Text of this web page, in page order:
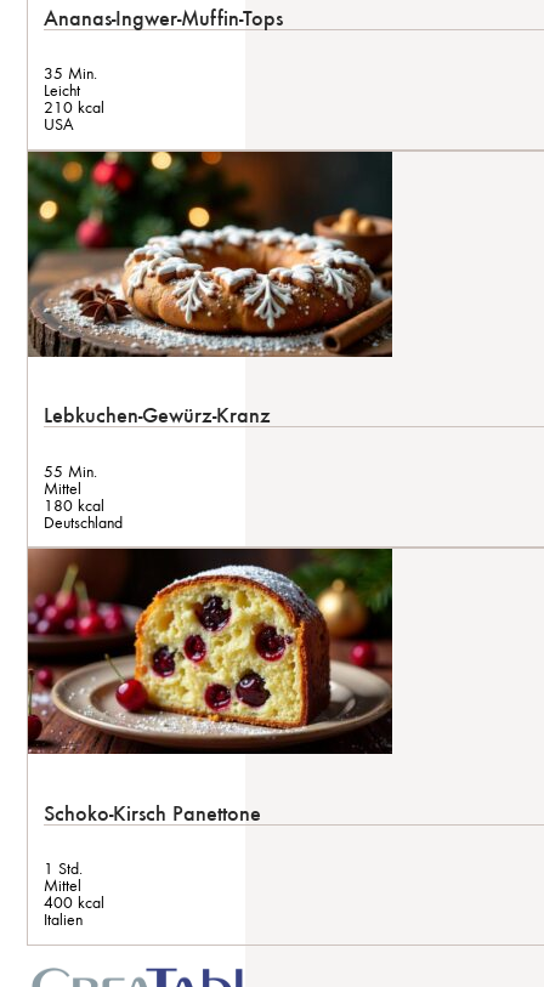
Ananas-Ingwer-Muffin-Tops
35 Min.
Leicht
210 kcal
USA
Lebkuchen-Gewürz-Kranz
55 Min.
Mittel
180 kcal
Deutschland
Schoko-Kirsch Panettone
1 Std.
Mittel
400 kcal
Italien